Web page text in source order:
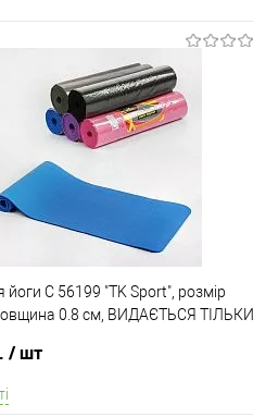
C 56199 "TK Sport", розмір
0.8 см, ВИДАЄТЬСЯ ТІЛЬКИ
/ шт